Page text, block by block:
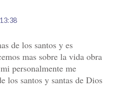
de los santos y es
mas sobre la vida obra
personalmente me
los santos y santas de Dios